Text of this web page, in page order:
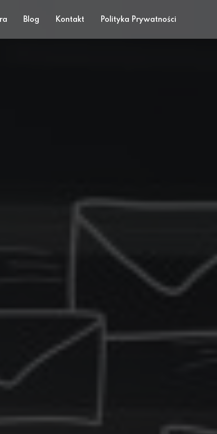
Blog Kontakt Polityka Prywatności